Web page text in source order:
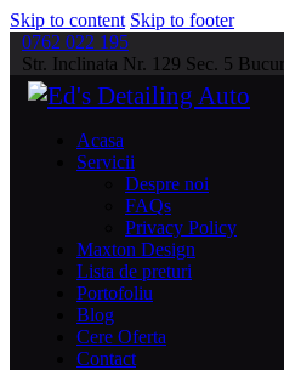
Skip to content Skip to footer
0762 022 195
Str. Inclinata Nr. 129 Sec. 5
Acasa
Servicii
Despre noi
FAQs
Privacy Policy
Maxton Design
Lista de preturi
Portofoliu
Blog
Cere Oferta
Contact